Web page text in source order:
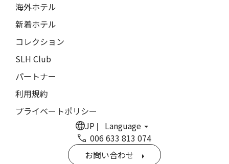
マウント クック レイクサイド リトリート
Mt Cook Lakeside Retreat, Ben Ohau
ザ・イン・アット・ランチョ・サンタ・フェ
The Inn at Rancho Santa Fe
ザ・グレイソン・マイアミ
The Grayson Miami
ヒストリック・ロッキー・ウォーターズ・イン
Historic Rocky Waters Inn
エリート・スプリング・ヴィラズ
Elite Spring Villas
海外ホテル
新着ホテル
コレクション
SLH Club
パートナー
利用規約
プライベートポリシー
JP
Language
006 633 813 074
お問い合わせ